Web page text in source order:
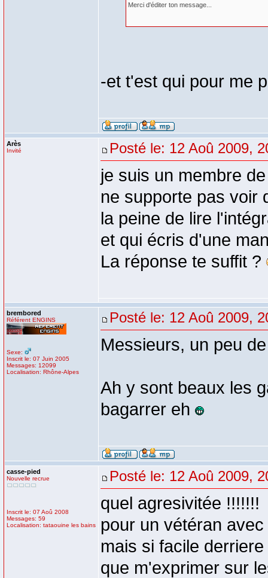
Merci d'éditer ton message...
-et t'est qui pour me
Arès
Invité Posté le: 12 Aoû 2009,
je suis un membre
ne supporte pas voir
la peine de lire
et qui écris d'une
La réponse te suffit ?
brembored
Référent ENGINS
Sexe:
Inscrit le: 07 Juin 2005
Messages: 12099
Localisation: Rhône-Alpes
Posté le: 12 Aoû 2009,
Messieurs, un peu
Ah y sont beaux les
bagarrer eh
casse-pied
Nouvelle recrue
Inscrit le: 07 Aoû 2008
Messages: 59
Localisation: tataouine les bains
Posté le: 12 Aoû 2009,
quel agresivitée !!!!!!!
pour un vétéran
mais si facile
que m'exprimer sur